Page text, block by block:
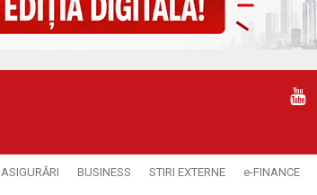
ASIGURĂRI BUSINESS STIRI EXTERNE e-FINANCE